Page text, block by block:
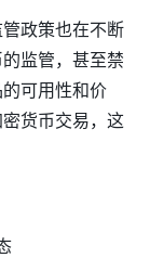
政策也在不断
监管，甚至禁
可用性和价
货币交易，这